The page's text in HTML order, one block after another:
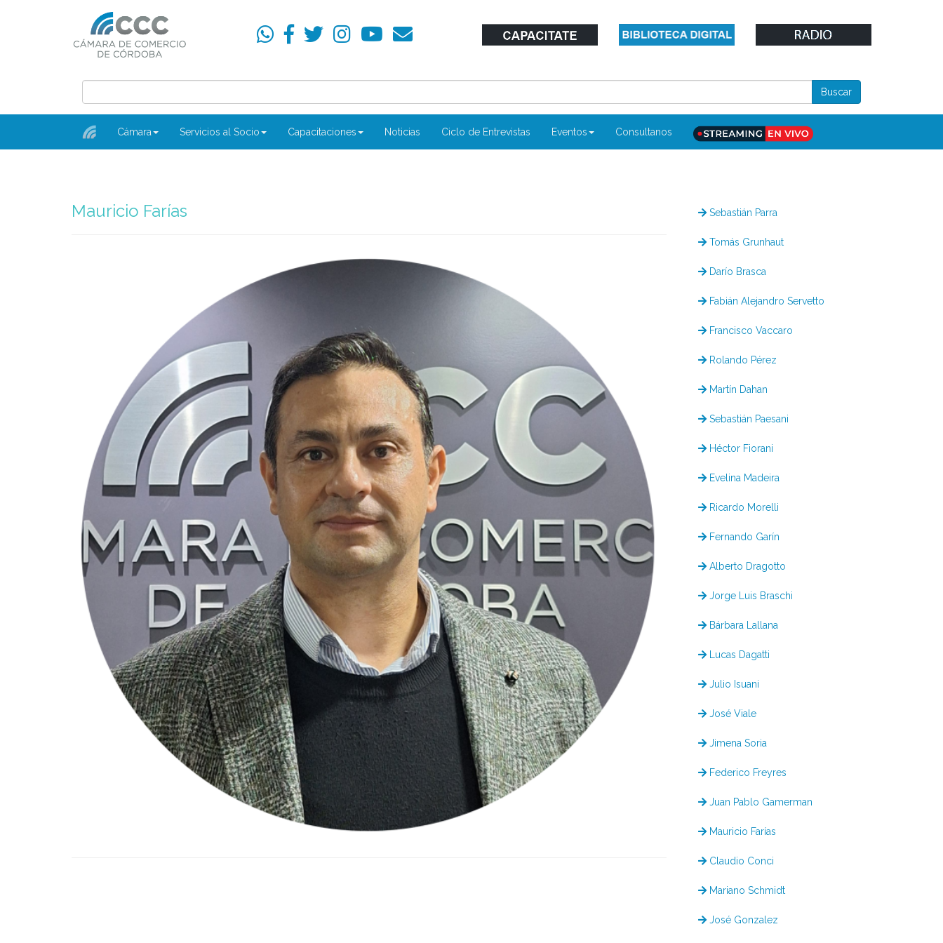
Cámara Servicios al Socio Capacitaciones Noticias Ciclo de Entrevistas Eventos Consultanos
Mauricio Farías Sebastián Parra
Tomás Grunhaut
Darío Brasca
Fabián Alejandro Servetto
Francisco Vaccaro
Rolando Pérez
Martín Dahan
Sebastián Paesani
Héctor Fiorani
Evelina Madeira
Ricardo Morelli
Fernando Garín
Alberto Dragotto
Jorge Luis Braschi
Bárbara Lallana
Lucas Dagatti
Julio Isuani
José Viale
Jimena Soria
Federico Freyres
Juan Pablo Gamerman
Mauricio Farías
Claudio Conci
Mariano Schmidt
José Gonzalez